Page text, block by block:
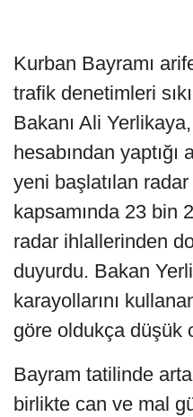
Kurban Bayramı
trafik denetimleri
Bakanı Ali
hesabından
yeni başlatılan radar
kapsamında 23 bin
radar ihlallerinden
duyurdu. Bakan
karayollarını
göre oldukça düşük
Bayram tatilinde
birlikte can ve mal